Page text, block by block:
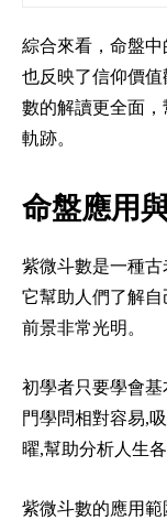
綜合來看，命盤
也反映了信仰價
數的解讀更全面
軌跡。
命盤應用
紫微斗數是一種古
它幫助人們了解
前景非常光明。
初學者只要學會
門學問相對容易,
曜,幫助分析人生各
紫微斗數的應用